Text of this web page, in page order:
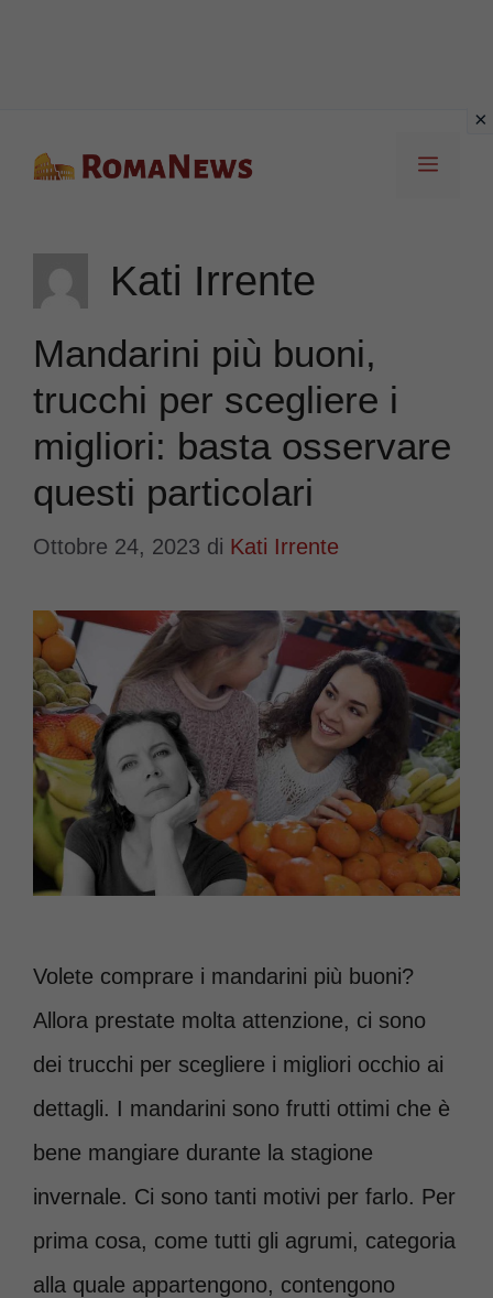
Menu
Kati Irrente
Mandarini più buoni,
trucchi per scegliere i
migliori: basta osservare
questi particolari
Ottobre 24, 2023 di Kati Irrente
Volete comprare i mandarini più buoni?
Allora prestate molta attenzione, ci sono
dei trucchi per scegliere i migliori occhio ai
dettagli. I mandarini sono frutti ottimi che è
bene mangiare durante la stagione
invernale. Ci sono tanti motivi per farlo. Per
prima cosa, come tutti gli agrumi, categoria
alla quale appartengono, contengono